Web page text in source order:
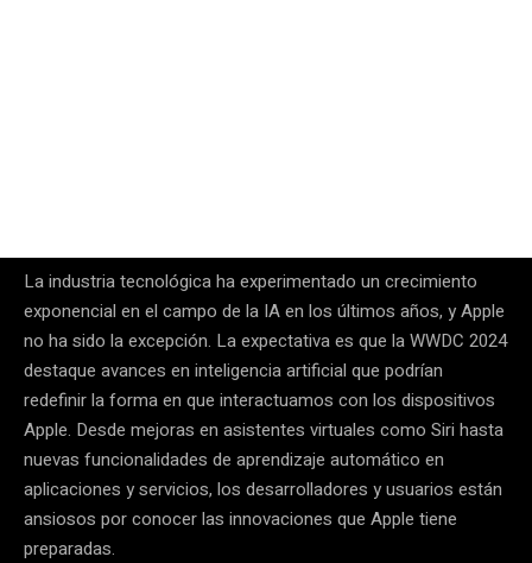
La industria tecnológica ha experimentado un crecimiento
exponencial en el campo de la IA en los últimos años, y Apple
no ha sido la excepción. La expectativa es que la WWDC 2024
destaque avances en inteligencia artificial que podrían
redefinir la forma en que interactuamos con los dispositivos
Apple. Desde mejoras en asistentes virtuales como Siri hasta
nuevas funcionalidades de aprendizaje automático en
aplicaciones y servicios, los desarrolladores y usuarios están
ansiosos por conocer las innovaciones que Apple tiene
preparadas.